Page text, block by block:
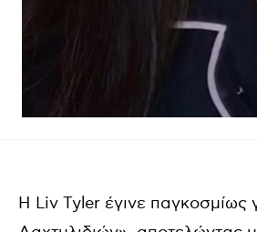
Η Liv Tyler έγινε παγκοσμίως